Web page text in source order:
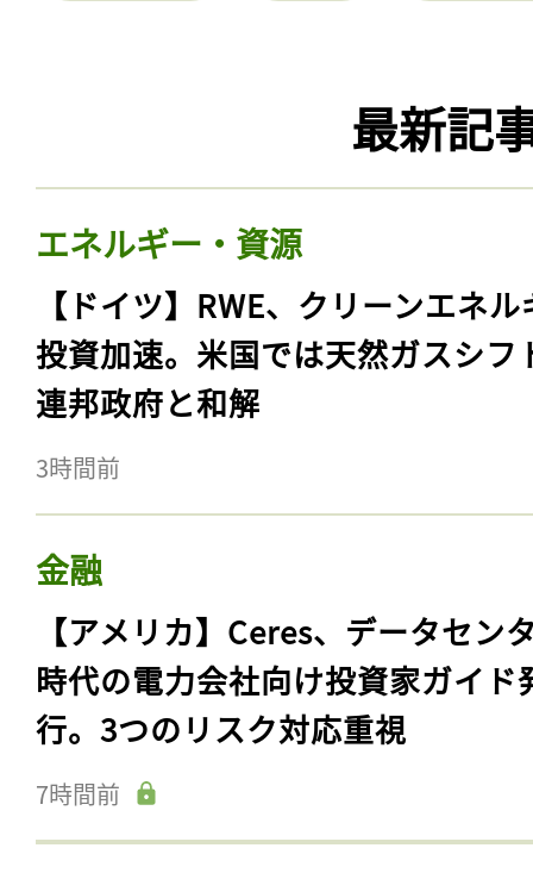
最新記
エネルギー・資源
【ドイツ】RWE、クリーンエネ
投資加速。米国では天然ガスシフ
連邦政府と和解
3時間前
金融
【アメリカ】Ceres、データセン
時代の電力会社向け投資家ガイド
行。3つのリスク対応重視
7時間前